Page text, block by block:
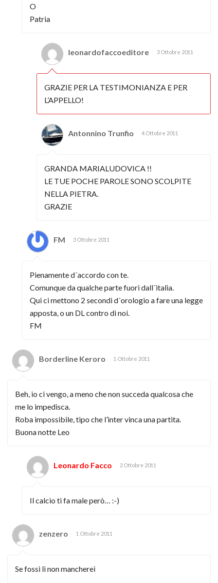
O
Patria
leonardofaccoeditore 3 Ottobre 2011
GRAZIE PER LA TESTIMONIANZA E PER
L’APPELLO!
Antonnino Trunfio 4 Ottobre 2011
GRANDA MARIALUDOVICA !!
LE TUE POCHE PAROLE SONO SCOLPITE
NELLA PIETRA.
GRAZIE
FM 3 Ottobre 2011
Pienamente d´accordo con te.
Comunque da qualche parte fuori dall´italia.
Qui ci mettono 2 secondi d´orologio a fare una legge
apposta, o un DL contro di noi.
FM
Borderline Keroro 1 Ottobre 2011
Beh, io ci vengo, a meno che non succeda qualcosa che
me lo impedisca.
Roba impossibile, tipo che l’inter vinca una partita.
Buona notte Leo
Leonardo Facco 2 Ottobre 2011
Il calcio ti fa male però… :-)
zenzero 1 Ottobre 2011
Se fossi lì non mancherei